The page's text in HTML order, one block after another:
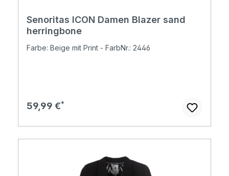
Senoritas ICON Damen Blazer sand
herringbone
Farbe: Beige mit Print - FarbNr.: 2446
Regulärer Preis:
59,99 €